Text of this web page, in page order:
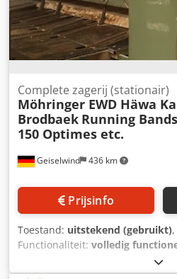
Geiselwind 436 km
Complete zagerij (stationair)
Möhringer EWD Häwa
Brodbaek Running
150 Optimes etc.
Prijsinfo
Toestand: uitstekend (gebruikt)
Functionaliteit: volledig
palletzagerij voor palletzaaghout
afzonderlijke verkoop van